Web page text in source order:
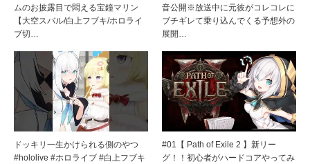
ムのお披露目で悶える宝鐘マリン
【大空スバル/白上フブキ/ホロライ
ブ切…
音公開※放送中に元彼がコレコレに
ブチギレて乗り込んでくる予想外の
展開…
ドッキリ一生かけられる側のやつ
#hololive #ホロライブ #白上フブキ
#01【 Path of Exile 2 】新リー
グ！！初心者がハードコアやってみ